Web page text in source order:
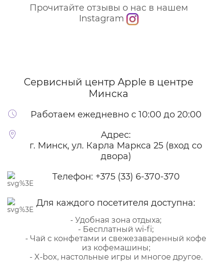
Прочитайте отзывы о нас в нашем
Instagram
Сервисный центр Apple в центре
Минска
Работаем ежедневно с 10:00 до 20:00
Адрес:
г. Минск, ул. Карла Маркса 25 (вход со
двора)
Телефон: +375 (33) 6-370-370
Для каждого посетителя доступна:
- Удобная зона отдыха;
- Бесплатный wi-fi;
- Чай с конфетами и свежезаваренный кофе
из кофемашины;
- X-box, настольные игры и многое другое.